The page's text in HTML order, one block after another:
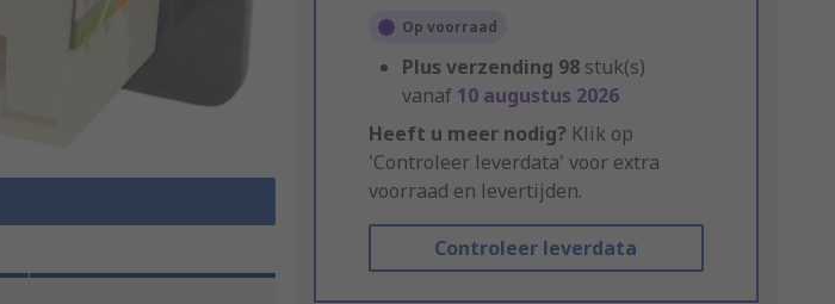
Op voorraad
Plus verzending 98 stuk(s)
vanaf 10 augustus 2026
Heeft u meer nodig? Klik op
'Controleer leverdata' voor extra
voorraad en levertijden.
Controleer leverdata